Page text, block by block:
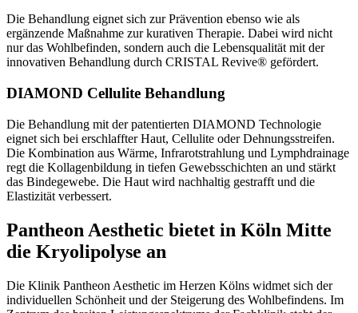
Die Behandlung eignet sich zur Prävention ebenso wie als
ergänzende Maßnahme zur kurativen Therapie. Dabei wird nicht
nur das Wohlbefinden, sondern auch die Lebensqualität mit der
innovativen Behandlung durch CRISTAL Revive® gefördert.
DIAMOND Cellulite Behandlung
Die Behandlung mit der patentierten DIAMOND Technologie
eignet sich bei erschlaffter Haut, Cellulite oder Dehnungsstreifen.
Die Kombination aus Wärme, Infrarotstrahlung und Lymphdrainage
regt die Kollagenbildung in tiefen Gewebsschichten an und stärkt
das Bindegewebe. Die Haut wird nachhaltig gestrafft und die
Elastizität verbessert.
Pantheon Aesthetic bietet in Köln Mitte
die Kryolipolyse an
Die Klinik Pantheon Aesthetic im Herzen Kölns widmet sich der
individuellen Schönheit und der Steigerung des Wohlbefindens. Im